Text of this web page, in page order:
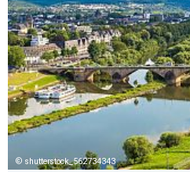
shutterstock_562734343